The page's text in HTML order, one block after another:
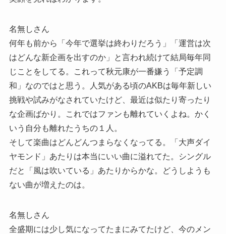
名無しさん
何年も前から「今年で選挙は終わりだろう」「運営は次
はどんな新企画を出すのか」と言われ続けて結局毎年同
じことをしてる。これって秋元康が一番嫌う「予定調
和」なのではと思う。人気がある頃のAKBは毎年新しい
挑戦や試みがなされていたけど、最近は似たり寄ったり
な企画ばかり。これではファンも離れていくよね。かく
いう自分も離れたうちの１人。
そして楽曲はどんどんつまらなくなってる。「大声ダイ
ヤモンド」あたりは本当にいい曲に溢れてた。シングル
だと「風は吹いている」あたりからかな。どうしようも
ない曲が増えたのは。
名無しさん
全盛期には少し気になってたまにみてたけど、今のメン